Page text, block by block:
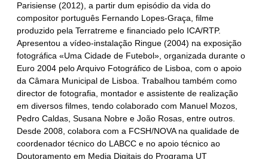
Parisiense (2012), a partir dum episódio da vida do
compositor português Fernando Lopes-Graça, filme
produzido pela Terratreme e financiado pelo ICA/RTP.
Apresentou a vídeo-instalação Ringue (2004) na exposição
fotográfica «Uma Cidade de Futebol», organizada durante o
Euro 2004 pelo Arquivo Fotográfico de Lisboa, com o apoio
da Câmara Municipal de Lisboa. Trabalhou também como
director de fotografia, montador e assistente de realização
em diversos filmes, tendo colaborado com Manuel Mozos,
Pedro Caldas, Susana Nobre e João Rosas, entre outros.
Desde 2008, colabora com a FCSH/NOVA na qualidade de
coordenador técnico do LABCC e no apoio técnico ao
Doutoramento em Media Digitais do Programa UT